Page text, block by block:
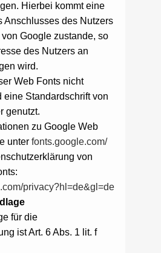
Hierbei kommt eine
Anschlusses des Nutzers
Google zustande, so
des Nutzers an
wird.
Web Fonts nicht
eine Standardschrift von
genutzt.
zu Google Web
unter fonts.google.com/
von
privacy?hl=de&gl=de
für die
ist Art. 6 Abs. 1 lit. f